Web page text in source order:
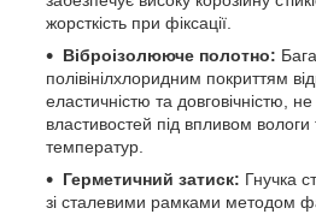
жорсткість при фіксації.
Віброізолююче полотно:
полівінілхлоридним покриттям
еластичністю та довговічністю,
властивостей під впливом вологи
температур.
Герметичний затиск: Гнучка
зі сталевими рамками методом